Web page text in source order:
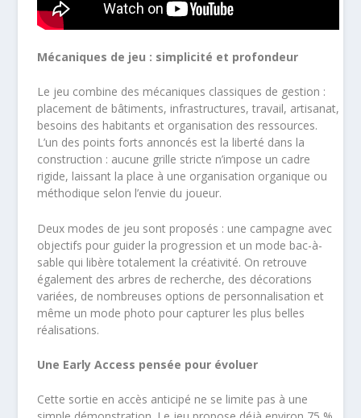
Mécaniques de jeu : simplicité et profondeur
Le jeu combine des mécaniques classiques de gestion :
placement de bâtiments, infrastructures, travail, artisanat,
besoins des habitants et organisation des ressources.
L’un des points forts annoncés est la liberté dans la
construction : aucune grille stricte n’impose un cadre
rigide, laissant la place à une organisation organique ou
méthodique selon l’envie du joueur.
Deux modes de jeu sont proposés : une campagne avec
objectifs pour guider la progression et un mode bac-à-
sable qui libère totalement la créativité. On retrouve
également des arbres de recherche, des décorations
variées, de nombreuses options de personnalisation et
même un mode photo pour capturer les plus belles
réalisations.
Une Early Access pensée pour évoluer
Cette sortie en accès anticipé ne se limite pas à une